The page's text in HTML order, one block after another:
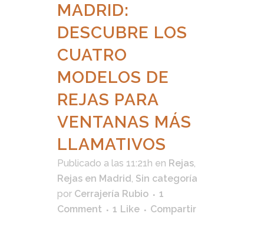
MADRID:
DESCUBRE LOS
CUATRO
MODELOS DE
REJAS PARA
VENTANAS MÁS
LLAMATIVOS
Publicado a las 11:21h en Rejas,
Rejas en Madrid , Sin categoría
por Cerrajería Rubio
1
Comment
1 Like Compartir